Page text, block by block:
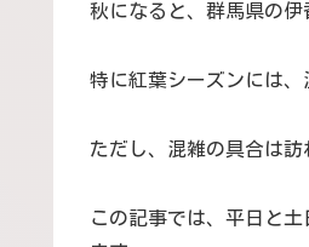
秋になると、群馬県の
特に紅葉シーズンには
ただし、混雑の具合は
この記事では、平日と